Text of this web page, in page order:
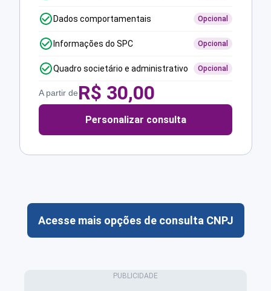
Dados comportamentais Opcional
Informações do SPC Opcional
Quadro societário e administrativo Opcional
A partir deR$ 30,00
Personalizar consulta
Acesse mais opções de consulta CNPJ